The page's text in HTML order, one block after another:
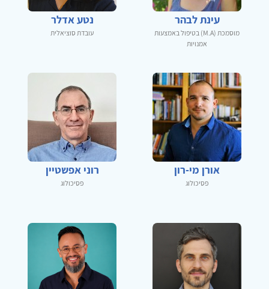
עינת לבהר
מוסמכת (M.A) בטיפול באמצעות
אמנויות
נטע אדלר
עובדת סוציאלית
אורן מי-רון
פסיכולוג
רוני אפשטיין
פסיכולוג